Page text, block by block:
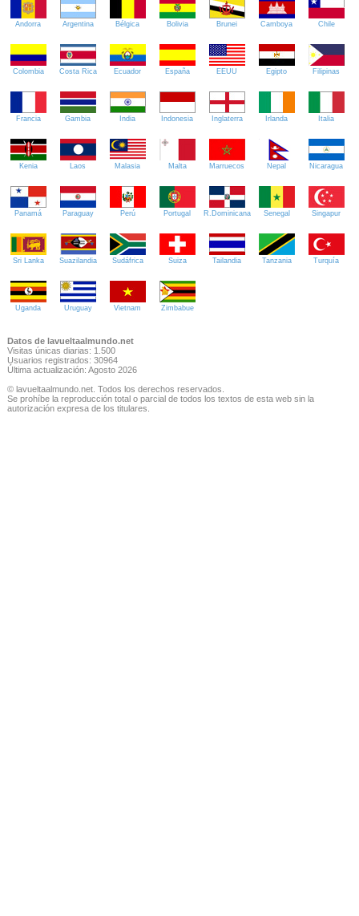
Andorra Argentina Bélgica Bolivia Brunei Camboya Chile
Colombia Costa Rica Ecuador España EEUU Egipto Filipinas
Francia Gambia India Indonesia Inglaterra Irlanda Italia
Kenia Laos Malasia Malta Marruecos Nepal Nicaragua
Panamá Paraguay Perú Portugal R.Dominicana Senegal Singapur
Sri Lanka Suazilandia Sudáfrica Suiza Tailandia Tanzania Turquía
Uganda Uruguay Vietnam Zimbabue
Datos de lavueltaalmundo.net
Visitas únicas diarias: 1.500
Usuarios registrados: 30964
Última actualización: Agosto 2026
© lavueltaalmundo.net. Todos los derechos reservados.
Se prohíbe la reproducción total o parcial de todos los textos de esta web sin la
autorización expresa de los titulares.